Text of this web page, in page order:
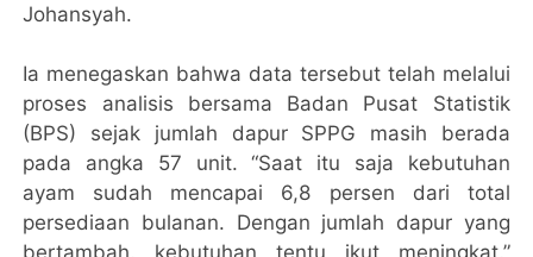
Johansyah.
Ia menegaskan bahwa data tersebut telah melalui
proses analisis bersama Badan Pusat Statistik
(BPS) sejak jumlah dapur SPPG masih berada
pada angka 57 unit. “Saat itu saja kebutuhan
ayam sudah mencapai 6,8 persen dari total
persediaan bulanan. Dengan jumlah dapur yang
bertambah, kebutuhan tentu ikut meningkat,”